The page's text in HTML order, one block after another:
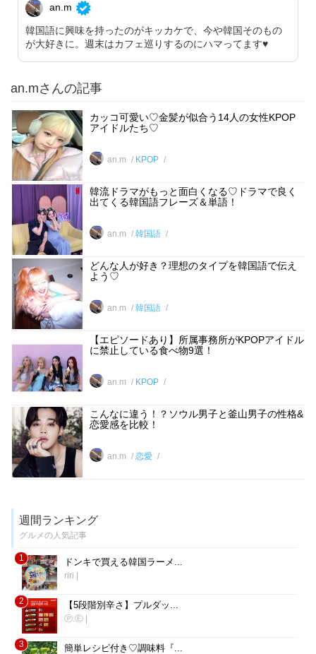
an.m
韓国語に興味を持ったのがキッカケで、今や韓国そのもの
が大好きに。週末はカフェ巡りするのにハマってます♥︎
an.mさんの記事
カッコ可愛い♡金髪が似合う14人の女性KPOP
アイドルたち♡
an.m KPOP
韓流ドラマがもっと面白くなる♡ドラマで良く
出てくる韓国語フレーズ＆単語！
an.m 韓国語
どんな人が好き？理想のタイプを韓国語で伝え
よう♡
an.m 韓国語
【エピソードあり】所属事務所がKPOPアイドル
に禁止している食べ物9選！
an.m KPOP
こんなに違う！？ソウル男子と釜山男子の性格&
恋愛感を比較！
an.m 恋愛
週間ランキング
グルメの人気記事
1 ドンキで買える韓国ラーメ...
riri
2 【5段階別辛さ】プルダッ...
Ⓟ.Ⓔ
3 簡単レシピ付き♡調味料『...